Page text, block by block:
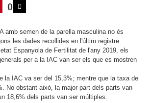
0
amb semen de la parella masculina no és
les dades recollides en l'últim registre
Espanyola de Fertilitat de l'any 2019, els
per a la IAC van ser els que es mostren
la IAC va ser del 15,3%; mentre que la taxa de
No obstant això, la major part dels parts van
18,6% dels parts van ser múltiples.